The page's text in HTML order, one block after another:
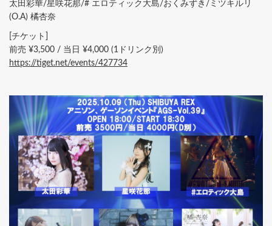
太田彩華/星咲花那/# エロティック大島/おくみずき/ミツキルリ
(O.A) 橘杏奈
[チケット]
前売 ¥3,500 / 当日 ¥4,000 (1ドリンク別)
https://tiget.net/events/427734